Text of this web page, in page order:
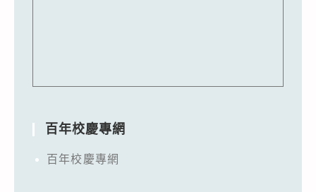
百年校慶專網
百年校慶專網